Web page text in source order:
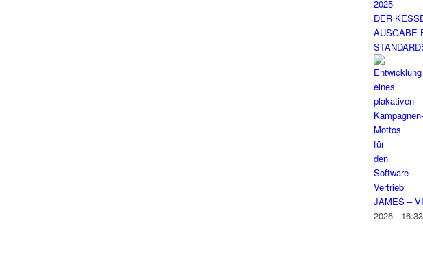
DER
AUSGABE
JAMES –
2026 - 16:33